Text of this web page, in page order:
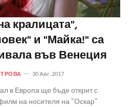
кралицата",
и "Майка!" са
във Венеция
30 Авг. 2017
в Европа ще бъде открит с
на носителя на "Оскар"